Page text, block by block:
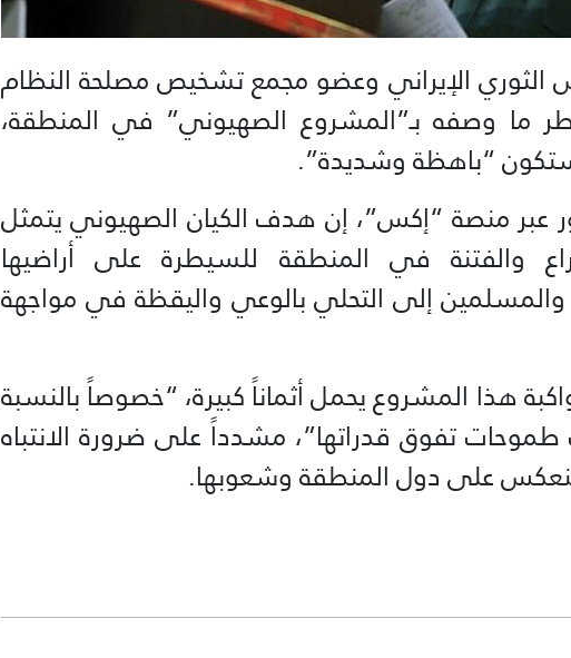
الثوري الإيراني وعضو مجمع تشخيص مصلحة النظام
ما وصفه بـ”المشروع الصهيوني” في المنطقة،
“باهظة وشديدة”.
منصة “إكس”، إن هدف الكيان الصهيوني يتمثل
والفتنة في المنطقة للسيطرة على أراضيها
والمسلمين إلى التحلي بالوعي واليقظة في مواجهة
هذا المشروع يحمل أثماناً كبيرة، “خصوصاً بالنسبة
تفوق قدراتها”، مشدداً على ضرورة الانتباه
تنعكس على دول المنطقة وشعوبها.